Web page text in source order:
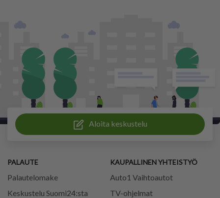
Aloita keskustelu
PALAUTE
Palautelomake
Keskustelu Suomi24:sta
KAUPALLINEN YHTEISTYÖ
Auto1 Vaihtoautot
TV-ohjelmat